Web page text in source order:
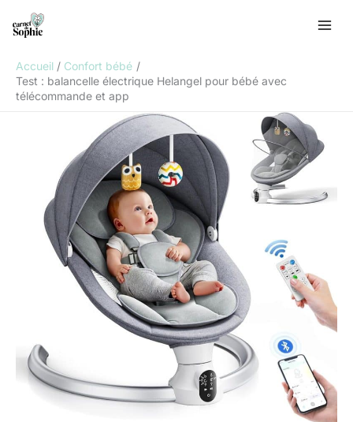
Accueil
Confort bébé
Test : balancelle électrique Helangel pour bébé avec
télécommande et app
e
h
e